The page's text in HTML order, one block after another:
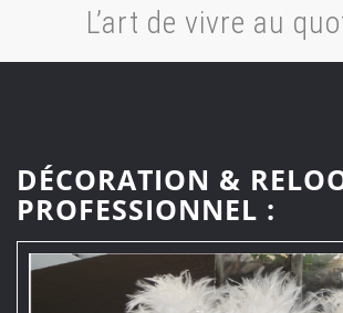
L’art de vivre au
DÉCORATION &
PROFESSIONNEL :